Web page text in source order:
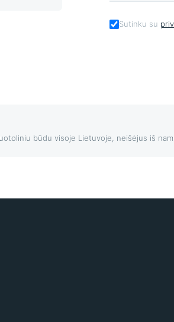
Sutinku su
būdu visoje Lietuvoje, neišėjus iš